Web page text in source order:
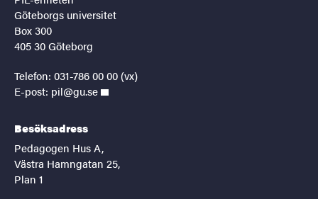
Göteborgs universitet
Box 300
405 30 Göteborg
Telefon: 031-786 00 00 (vx)
E-post: pil@gu.se
Besöksadress
Pedagogen Hus A,
Västra Hamngatan 25,
Plan 1